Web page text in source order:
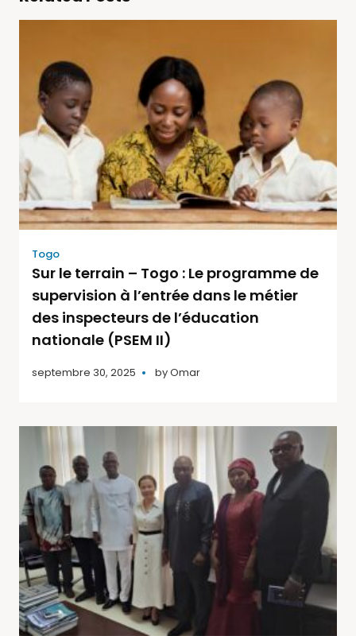
Togo
Sur le terrain – Togo : Le programme de
supervision à l’entrée dans le métier
des inspecteurs de l’éducation
nationale (PSEM II)
septembre 30, 2025 byOmar